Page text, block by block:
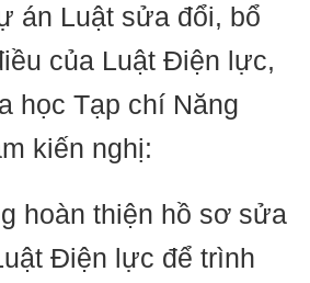
án Luật sửa đổi, bổ
của Luật Điện lực,
học Tạp chí Năng
kiến nghị:
hoàn thiện hồ sơ sửa
Điện lực để trình